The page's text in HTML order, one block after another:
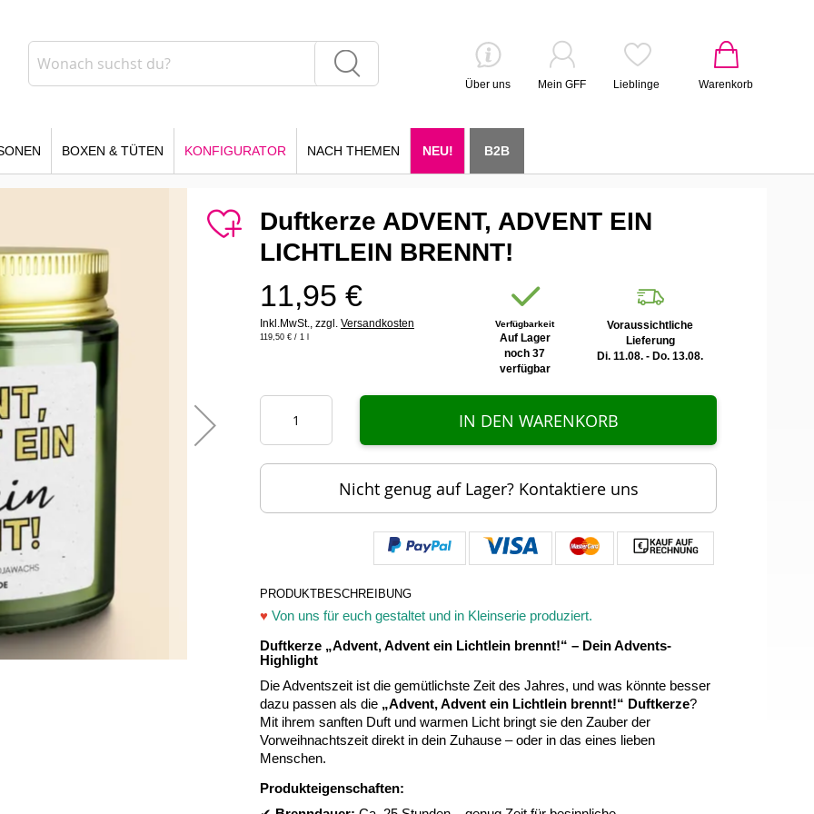
Warenkorb
Über uns Mein GFF Lieblinge
BOXEN & TÜTEN KONFIGURATOR NACH THEMEN NEU! B2B
Duftkerze ADVENT, ADVENT EIN
LICHTLEIN BRENNT!
11,95 €
Inkl.MwSt., zzgl. Versandkosten
119,50 € / 1 l
Verfügbarkeit
Auf Lager
noch 37
verfügbar
Voraussichtliche
Lieferung
Di. 11.08. - Do. 13.08.
IN DEN WARENKORB
Nicht genug auf Lager? Kontaktiere uns
PRODUKTBESCHREIBUNG
♥ Von uns für euch gestaltet und in Kleinserie produziert.
Duftkerze „Advent, Advent ein Lichtlein brennt!“ – Dein Advents-
Highlight
Die Adventszeit ist die gemütlichste Zeit des Jahres, und was könnte besser
dazu passen als die „Advent, Advent ein Lichtlein brennt!“ Duftkerze?
Mit ihrem sanften Duft und warmen Licht bringt sie den Zauber der
Vorweihnachtszeit direkt in dein Zuhause – oder in das eines lieben
Menschen.
Produkteigenschaften: